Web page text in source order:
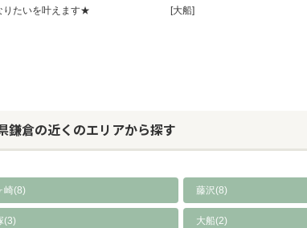
たいを叶えます★
[大船]
鎌倉の近くのエリアから探す
崎(8) 藤沢(8)
(3) 大船(2)